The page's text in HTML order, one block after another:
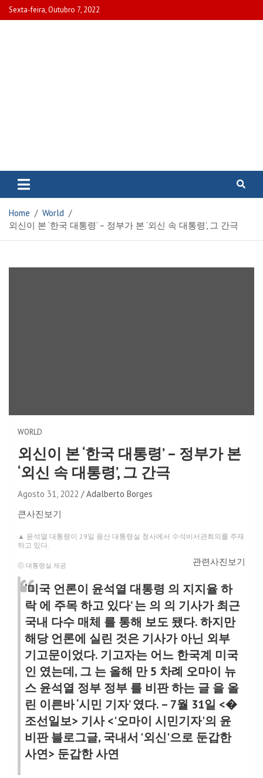
Skip
to
Sexta-feira, Outubro 7, 2022
www.portalcascais.pt
recentes e veja programas de TV,
reportagens e podcasts
www.portalcascais.pt
Home
World
외신이 본 ‘한국 대통령’ – 정부가 본 ‘외신 속 대통령’, 그 간극
WORLD
외신이 본 ‘한국 대통령’ – 정부가 본
‘외신 속 대통령’, 그 간극
Agosto 31, 2022
Adalberto Borges
큰사진보기
▲ 윤석열 대통령이 29일 용산 대통령실 청사에서 수석비서관회의를 주재
하고 있다.
ⓒ 대통령실 제공 관련사진보기
‘미국 언론이 윤석열 대통령 의 지지율 하
락 에 주목 하고 있다’ 는 의 의 기사가 최근
국내 다수 매체 를 통해 보도 됐다. 하지만
해당 언론에 실린 것은 기사가 아닌 외부
기고문이었다. 기고자는 어느 한국계 미국
인 였는데, 그 는 올해 만 5 차례 오마이 뉴
스 윤석열 정부 정부 를 비판 하는 글 을 올
린 이른바 ‘시민 기자’ 였다. – 7월 31일 <�
조선일보> 기사 <'오마이 시민기자'의 윤
비판 블로그글, 국내서 '외신'으로 둔갑한
사연> 둔갑한 사연